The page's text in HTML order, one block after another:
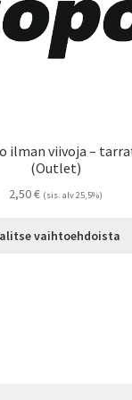
ilman viivoja –
(Outlet)
2,50€ (sis. alv 25,5%)
vaihtoehdoista